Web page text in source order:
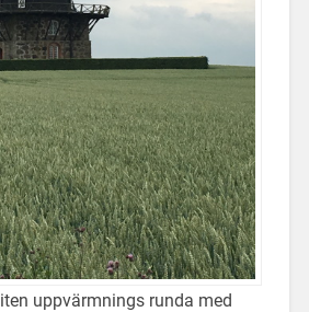
uppvärmnings runda med